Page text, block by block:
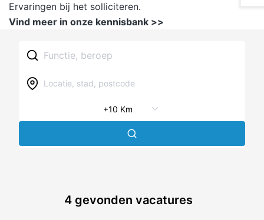
Ervaringen bij het solliciteren.
Vind meer in onze kennisbank >>
4 gevonden vacatures